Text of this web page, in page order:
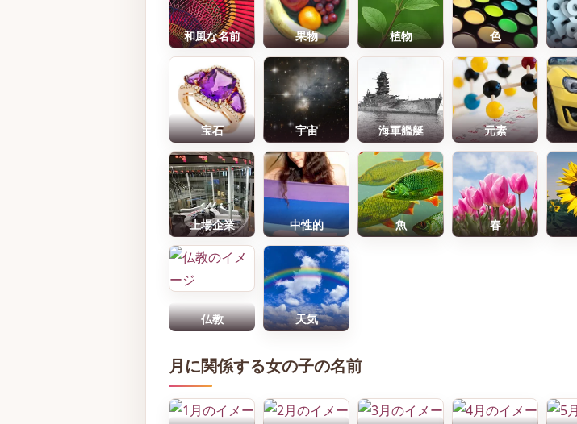
和風な名前 果物 植物 色
宝石 宇宙 海軍艦艇 元素
上場企業 中性的 魚 春
仏教 天気
月に関係する女の子の名前